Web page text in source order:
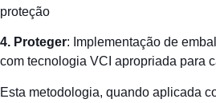
proteção
4. Proteger: Implementação de
com tecnologia VCI apropriada para
Esta metodologia, quando aplicada